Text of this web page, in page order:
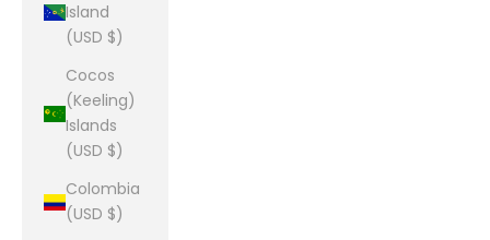
Island
(USD $)
Cocos
(Keeling)
Islands
(USD $)
Colombia
(USD $)